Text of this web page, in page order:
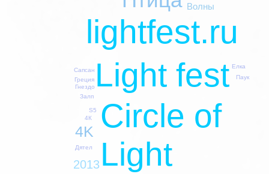
Circle of
Light
Light fest
lightfest.ru
4K
2013
Волны
Гнездо
Дятел
S5
4К
Греция
Елка
Залп
Паук
Сапсан